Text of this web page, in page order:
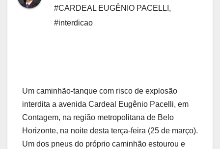
#CARDEAL EUGÊNIO PACELLI ,
#interdicao
Um caminhão-tanque com risco de explosão
interdita a avenida Cardeal Eugênio Pacelli, em
Contagem, na região metropolitana de Belo
Horizonte, na noite desta terça-feira (25 de março).
Um dos pneus do próprio caminhão estourou e